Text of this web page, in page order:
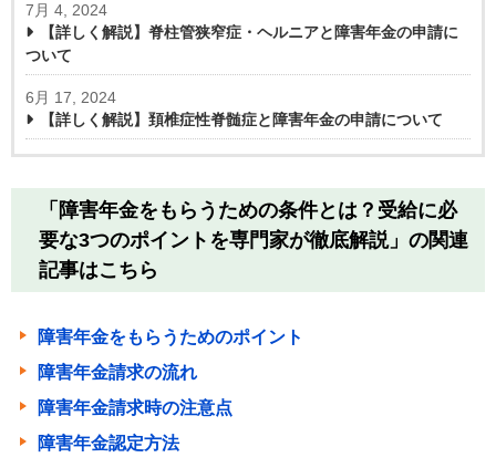
7月 4, 2024
【詳しく解説】脊柱管狭窄症・ヘルニアと障害年金の申請に
ついて
6月 17, 2024
【詳しく解説】頚椎症性脊髄症と障害年金の申請について
「障害年金をもらうための条件とは？受給に必
要な3つのポイントを専門家が徹底解説」の関連
記事はこちら
障害年金をもらうためのポイント
障害年金請求の流れ
障害年金請求時の注意点
障害年金認定方法